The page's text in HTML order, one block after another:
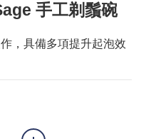
手工剃鬚碗
，具備多項提升起泡效